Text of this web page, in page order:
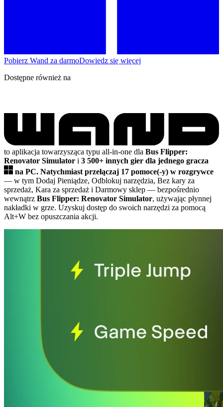
Pobierz Wand za darmoDowiedz się więcej
Dostępne również na
to aplikacja towarzysząca typu all-in-one dla Bus Flipper:
Renovator Simulator i 3 500+ innych gier dla jednego gracza
na PC. Natychmiast przełączaj 17 pomoce(-y) w rozgrywce
— w tym Dodaj Pieniądze, Odblokuj narzędzia, Bez kary za
sprzedaż, Kara za sprzedaż i Darmowy sklep — bezpośrednio
wewnątrz Bus Flipper: Renovator Simulator, używając płynnej
nakładki w grze. Uzyskuj dostęp do swoich narzędzi za pomocą
Alt+W bez opuszczania akcji.